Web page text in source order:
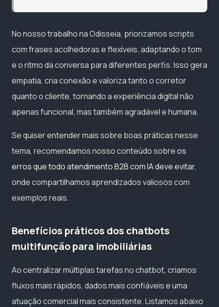
No nosso trabalho na Odisseia, priorizamos scripts
com frases acolhedoras e flexíveis, adaptando o tom
e o ritmo da conversa para diferentes perfis. Isso gera
empatia, cria conexão e valoriza tanto o corretor
quanto o cliente, tornando a experiência digital não
apenas funcional, mas também agradável e humana.
Se quiser entender mais sobre boas práticas nesse
tema, recomendamos nosso conteúdo sobreos
erros que todo atendimento B2B com IA deve evitar,
onde compartilhamos aprendizados valiosos com
exemplos reais.
Benefícios práticos dos chatbots
multifunção para imobiliárias
Ao centralizar múltiplas tarefas no chatbot, criamos
fluxos mais rápidos, dados mais confiáveis e uma
atuação comercial mais consistente. Listamos abaixo